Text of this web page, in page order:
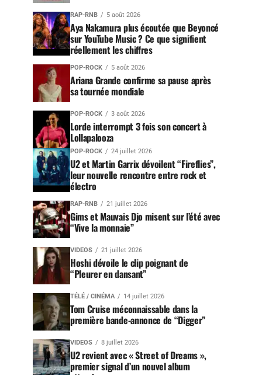
RAP-RNB 5 août 2026
Aya Nakamura plus écoutée que Beyoncé
sur YouTube Music ? Ce que signifient
réellement les chiffres
POP-ROCK 5 août 2026
Ariana Grande confirme sa pause après
sa tournée mondiale
POP-ROCK 3 août 2026
Lorde interrompt 3 fois son concert à
Lollapalooza
POP-ROCK 24 juillet 2026
U2 et Martin Garrix dévoilent “Fireflies”,
leur nouvelle rencontre entre rock et
électro
RAP-RNB 21 juillet 2026
Gims et Mauvais Djo misent sur l’été avec
“Vive la monnaie”
VIDEOS 21 juillet 2026
Hoshi dévoile le clip poignant de
“Pleurer en dansant”
TÉLÉ / CINÉMA 14 juillet 2026
Tom Cruise méconnaissable dans la
première bande-annonce de “Digger”
VIDEOS 8 juillet 2026
U2 revient avec « Street of Dreams »,
premier signal d’un nouvel album